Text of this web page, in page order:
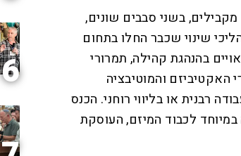
בשני סבבים שונים,
שינוי שכבר החלו בתחום
בהנהגת קהילה, תמרורי
והמוטיבציה
רבנית או בליווי רוחני. הכנס
לכבוד המיזם, העוסקת
6